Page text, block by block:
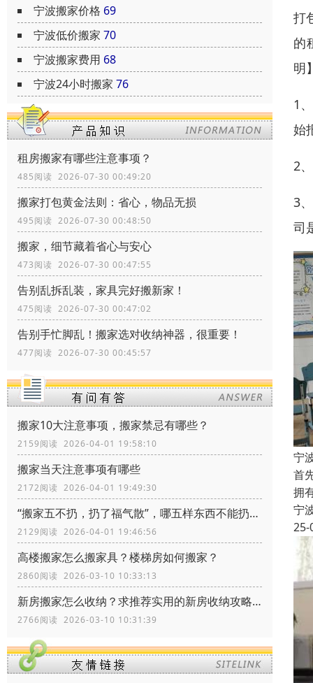
宁波搬家价格 69
宁波低价搬家 70
宁波搬家费用 68
宁波24小时搬家 76
租房搬家有哪些注意事项？
485阅读 2026-07-30 00:49:20
搬家打包黄金法则：省心，物品无损
495阅读 2026-07-30 00:48:50
搬家，细节藏着省心与安心
473阅读 2026-07-30 00:47:55
告别乱拆乱装，家具完好搬新家！
475阅读 2026-07-30 00:47:02
告别手忙脚乱！搬家选对收纳神器，很重要！
477阅读 2026-07-30 00:45:57
搬家10大注意事项，搬家禁忌有哪些？
2159阅读 2026-04-01 19:58:10
搬家当天注意事项有哪些
2172阅读 2026-04-01 19:49:30
“搬家五不扔，扔了福气散”，哪五样东西不能扔？留着有什么价值
2129阅读 2026-04-01 19:46:56
高楼搬家怎么搬家具？楼梯房如何搬家？
2860阅读 2026-03-10 10:33:13
新房搬家怎么收纳？求推荐实用的新房收纳攻略！
2766阅读 2026-03-10 10:31:39
打
的
明
1
始
2
3
司
宁
首
拥
宁
25-